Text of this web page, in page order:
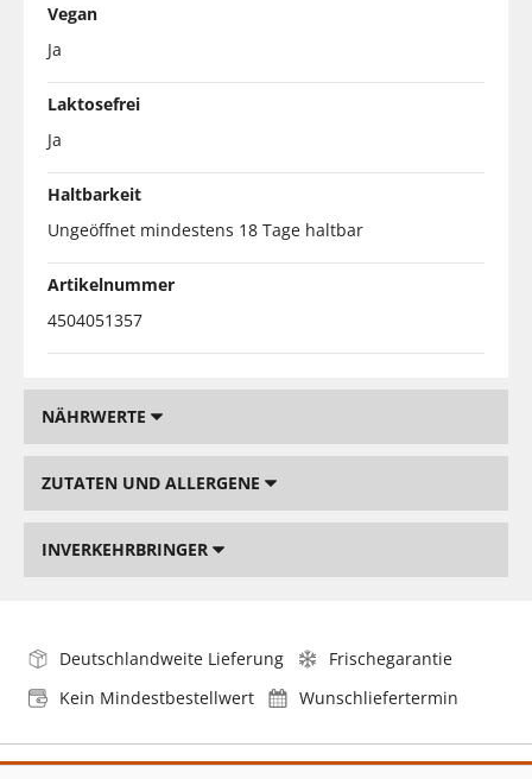
Vegan
Ja
Laktosefrei
Ja
Haltbarkeit
Ungeöffnet mindestens 18 Tage haltbar
Artikelnummer
4504051357
NÄHRWERTE
ZUTATEN UND ALLERGENE
INVERKEHRBRINGER
Deutschlandweite Lieferung
Frischegarantie
Kein Mindestbestellwert
Wunschliefertermin